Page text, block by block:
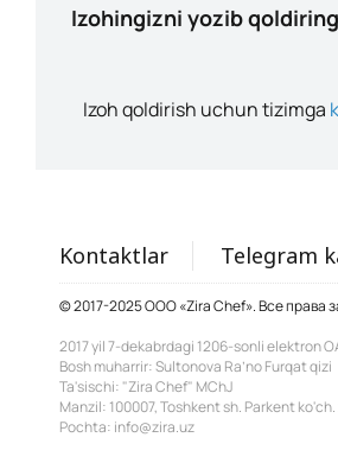
Izohingizni yozib qoldiring
Izoh qoldirish uchun tizimga
Kontaktlar Telegram
© 2017-2025 ООО «Zira Chef». Все права
2017 yil 7-dekabrdagi 1206-sonli elektron
Bosh muharrir: Sultonova Ra’no Furqat qizi
Ta'sischi: "Zira Chef" MChJ
Manzil: 100007, Toshkent sh. Parkent ko'ch.
Pochta: info@zira.uz